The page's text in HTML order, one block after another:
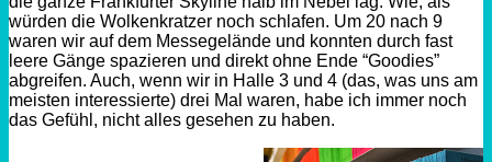
würden die Wolkenkratzer noch schlafen. Um 20 nach 9
waren wir auf dem Messegelände und konnten durch fast
leere Gänge spazieren und direkt ohne Ende “Goodies”
abgreifen. Auch, wenn wir in Halle 3 und 4 (das, was uns am
meisten interessierte) drei Mal waren, habe ich immer noch
das Gefühl, nicht alles gesehen zu haben.